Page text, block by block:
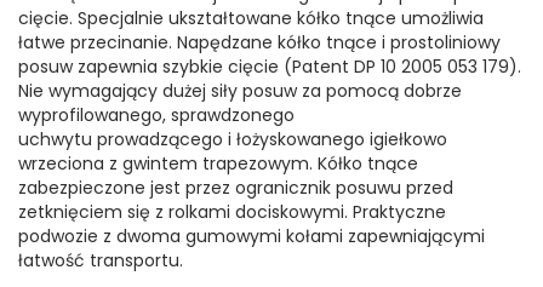
cięcie. Specjalnie ukształtowane kółko tnące umożliwia
łatwe przecinanie. Napędzane kółko tnące i prostoliniowy
posuw zapewnia szybkie cięcie (Patent DP 10 2005 053 179).
Nie wymagający dużej siły posuw za pomocą dobrze
wyprofilowanego, sprawdzonego
uchwytu prowadzącego i łożyskowanego igiełkowo
wrzeciona z gwintem trapezowym. Kółko tnące
zabezpieczone jest przez ogranicznik posuwu przed
zetknięciem się z rolkami dociskowymi. Praktyczne
podwozie z dwoma gumowymi kołami zapewniającymi
łatwość transportu.